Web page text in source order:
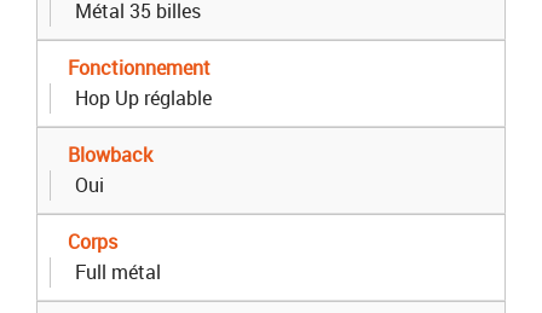
Métal 35 billes
Fonctionnement
Hop Up réglable
Blowback
Oui
Corps
Full métal